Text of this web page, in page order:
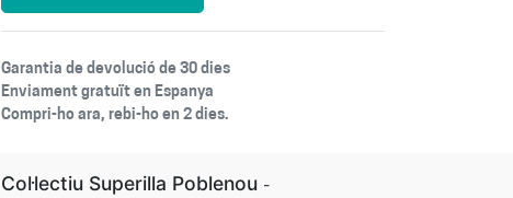
Garantia de devolució de 30 dies
Enviament gratuït en Espanya
Compri-ho ara, rebi-ho en 2 dies.
Col·lectiu Superilla Poblenou -